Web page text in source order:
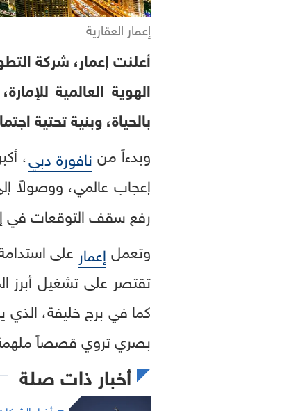
إعمار العقارية
أعلنت إعمار، شركة
الهوية العالمية
بالحياة، وبنية تحتية
وبدءاً من نافورة دبي،
إعجاب عالمي، ووصولاً
رفع سقف التوقعات في
وتعمل إعمار
تقتصر على تشغيل أبرز
كما في برج خليفة،
بصري تروي قصصاً ملهمة
أخبار ذات صلة